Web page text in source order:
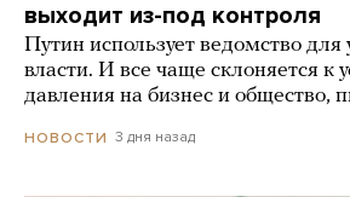
выходит из-под контроля
Путин использует ведомство
власти. И все чаще склоняется к
давления на бизнес и общество,
НОВОСТИ 3 дня назад